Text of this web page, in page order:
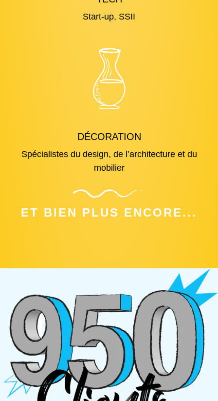
Start-up, SSII
DÉCORATION
Spécialistes du design, de l’architecture et du
mobilier
ET BIEN PLUS ENCORE...